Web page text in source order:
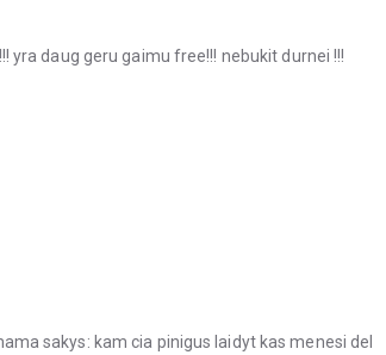
yra daug geru gaimu free!!! nebukit durnei !!!
sakys: kam cia pinigus laidyt kas menesi del